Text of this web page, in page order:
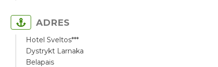
ADRES
Hotel Sveltos***
Dystrykt Larnaka
Belapais